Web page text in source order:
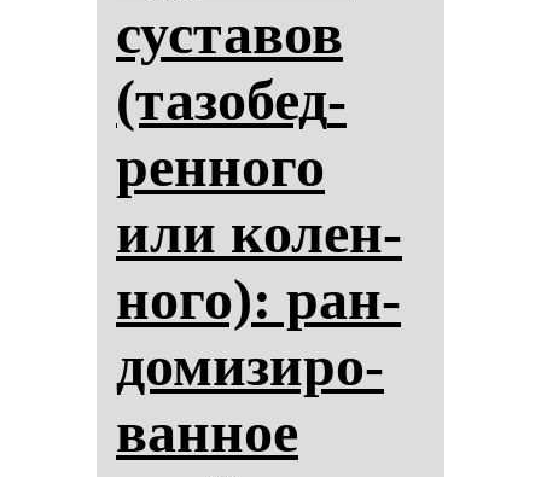
сус­та­вов
(та­зо­бед­
рен­но­го
или ко­лен­
но­го): ран­
до­ми­зи­ро­
ван­ное